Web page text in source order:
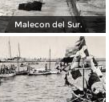
Malecon del Sur.